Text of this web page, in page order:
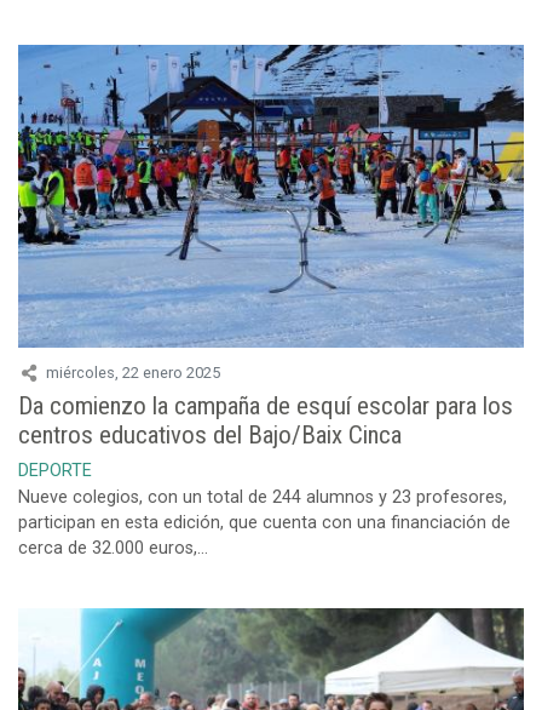
miércoles, 22 enero 2025
Da comienzo la campaña de esquí escolar para los
centros educativos del Bajo/Baix Cinca
DEPORTE
Nueve colegios, con un total de 244 alumnos y 23 profesores,
participan en esta edición, que cuenta con una financiación de
cerca de 32.000 euros,...